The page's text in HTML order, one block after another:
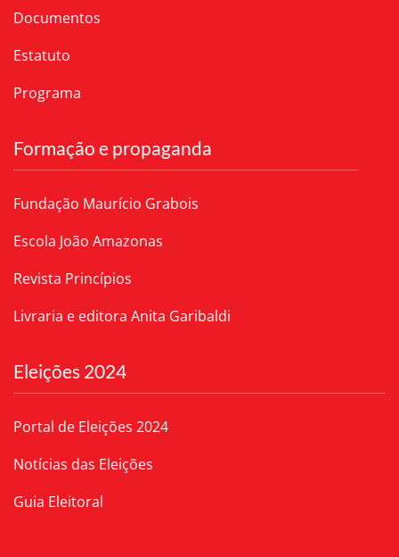
Documentos
Estatuto
Programa
Formação e propaganda
Fundação Maurício Grabois
Escola João Amazonas
Revista Princípios
Livraria e editora Anita Garibaldi
Eleições 2024
Portal de Eleições 2024
Notícias das Eleições
Guia Eleitoral